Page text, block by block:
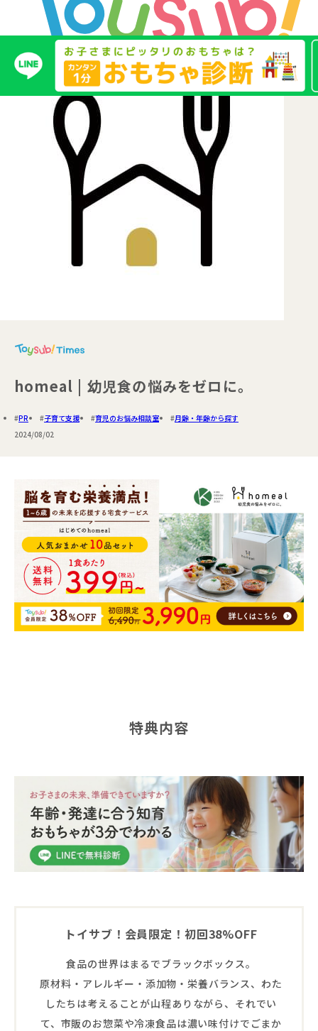
homeal | 幼児食の悩みをゼロに。
PR 子育て支援 育児のお悩み相談室
月齢・年齢から探す
2024/08/02
特典内容
トイサブ！会員限定！初回38%OFF
食品の世界はまるでブラックボックス。
原材料・アレルギー・添加物・栄養バランス、わた
したちは考えることが山程ありながら、それでい
て、市販のお惣菜や冷凍食品は濃い味付けでごまか